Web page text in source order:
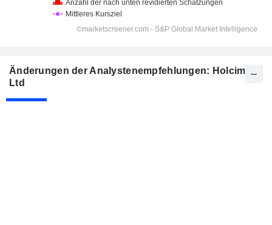
Änderungen der Analystenempfehlungen: Holcim
Ltd